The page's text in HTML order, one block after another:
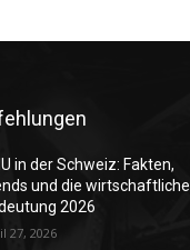
in der Schweiz: Fakten,
und die wirtschaftliche
2026
27, 2026